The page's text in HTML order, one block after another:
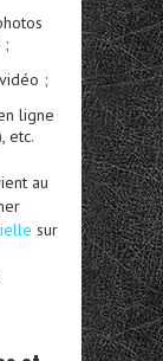
;
;
ligne
etc.
au
sur